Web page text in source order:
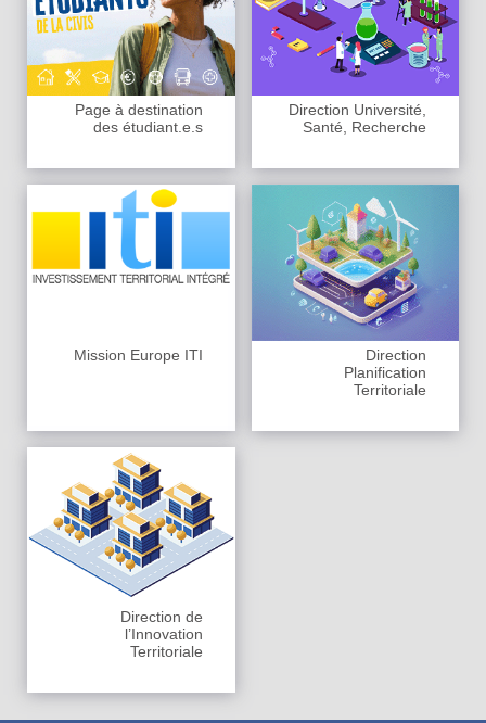
Page à destination
des étudiant.e.s
Direction Université,
Santé, Recherche
Mission Europe ITI
Direction
Planification
Territoriale
Direction de
l’Innovation
Territoriale